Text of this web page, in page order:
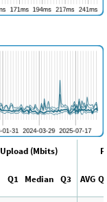
Upload (Mbits)
Q1 Median Q3 AVG